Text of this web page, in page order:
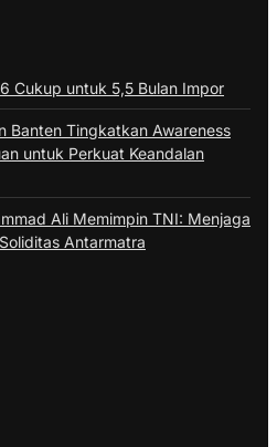
Cukup untuk 5,5 Bulan Impor
Banten Tingkatkan Awareness
untuk Perkuat Keandalan
Ali Memimpin TNI: Menjaga
Antarmatra